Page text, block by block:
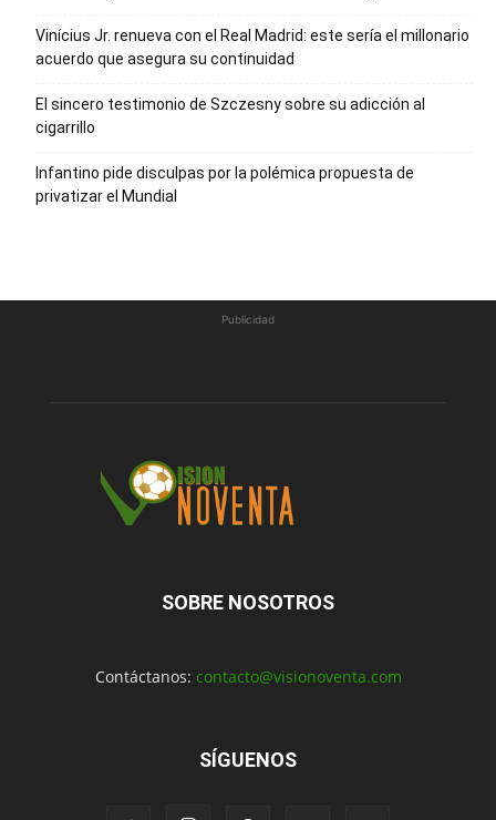
Vinícius Jr. renueva con el Real Madrid: este sería el millonario
acuerdo que asegura su continuidad
El sincero testimonio de Szczesny sobre su adicción al
cigarrillo
Infantino pide disculpas por la polémica propuesta de
privatizar el Mundial
Publicidad
SOBRE NOSOTROS
Contáctanos: contacto@visionoventa.com
SÍGUENOS